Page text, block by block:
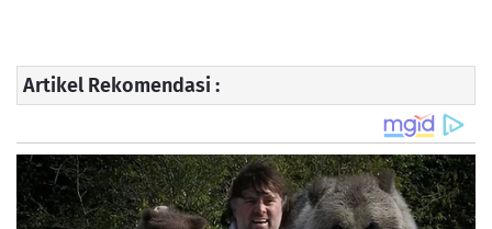
Artikel Rekomendasi :